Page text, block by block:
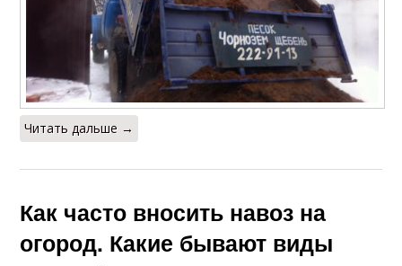
Читать дальше →
Как часто вносить навоз на
огород. Какие бывают виды